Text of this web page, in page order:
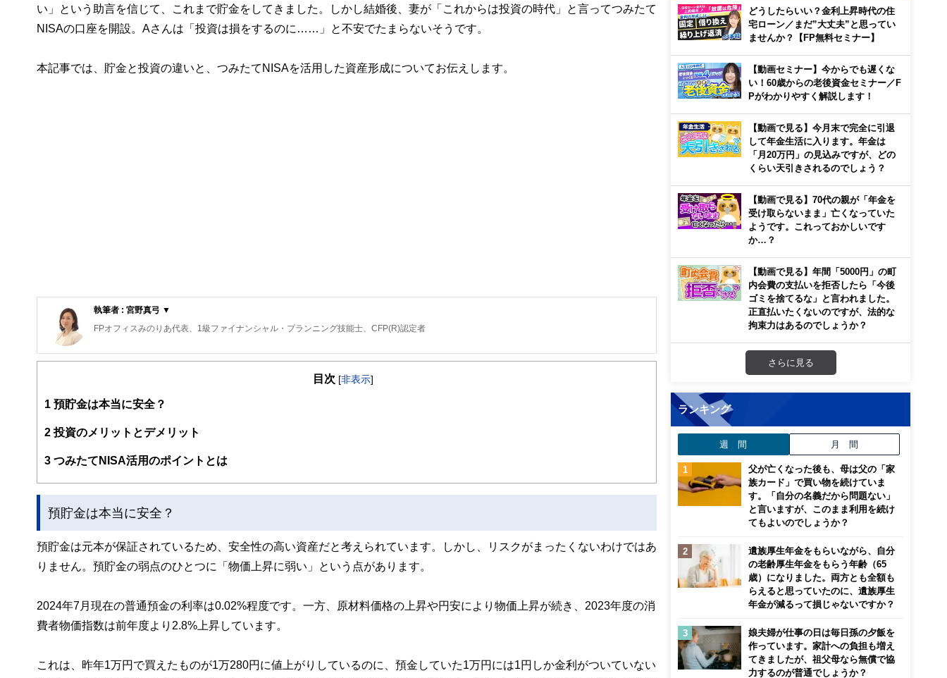
い」という助言を信じて、これまで貯金をしてきました。しかし結婚後、妻が「これからは投資の時代」と言ってつみたて
NISAの口座を開設。Aさんは「投資は損をするのに……」と不安でたまらないそうです。
本記事では、貯金と投資の違いと、つみたてNISAを活用した資産形成についてお伝えします。
執筆者 : 宮野真弓 ▼
FPオフィスみのりあ代表、1級ファイナンシャル・プランニング技能士、CFP(R)認定者
子育てファミリーや妊活カップルのライフプランニングを中心に活動しています。
転職、起業など、自身のさまざまな経験を活かし、アドバイスさせていただきます。
目次 [非表示]
1 預貯金は本当に安全？
2 投資のメリットとデメリット
3 つみたてNISA活用のポイントとは
預貯金は本当に安全？
預貯金は元本が保証されているため、安全性の高い資産だと考えられています。しかし、リスクがまったくないわけではあ
りません。預貯金の弱点のひとつに「物価上昇に弱い」という点があります。
2024年7月現在の普通預金の利率は0.02%程度です。一方、原材料価格の上昇や円安により物価上昇が続き、2023年度の消
費者物価指数は前年度より2.8%上昇しています。
これは、昨年1万円で買えたものが1万280円に値上がりしているのに、預金していた1万円には1円しか金利がついていない
どうしたらいい？金利上昇時代の住
宅ローン／まだ”大丈夫”と思ってい
ませんか？【FP無料セミナー】
【動画セミナー】今からでも遅くな
い！60歳からの老後資金セミナー／F
Pがわかりやすく解説します！
【動画で見る】今月末で完全に引退
して年金生活に入ります。年金は
「月20万円」の見込みですが、どの
くらい天引きされるのでしょう？
【動画で見る】70代の親が「年金を
受け取らないまま」亡くなっていた
ようです。これっておかしいです
か…？
【動画で見る】年間「5000円」の町
内会費の支払いを拒否したら「今後
ゴミを捨てるな」と言われました。
正直払いたくないのですが、法的な
拘束力はあるのでしょうか？
さらに見る
ランキング
週 間 月 間
父が亡くなった後も、母は父の「家
族カード」で買い物を続けていま
す。「自分の名義だから問題ない」
と言いますが、このまま利用を続け
てもよいのでしょうか？
遺族厚生年金をもらいながら、自分
の老齢厚生年金をもらう年齢（65
歳）になりました。両方とも全額も
らえると思っていたのに、遺族厚生
年金が減るって損じゃないですか？
娘夫婦が仕事の日は毎日孫の夕飯を
作っています。家計への負担も増え
てきましたが、祖父母なら無償で協
力するのが普通でしょうか？